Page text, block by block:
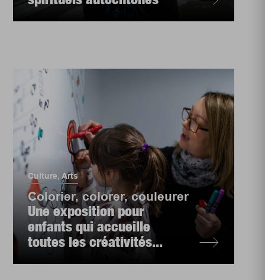
Culture,Arts
Colorier, colorer, couleurer
Une exposition pour
enfants qui accueille
toutes les créativités...